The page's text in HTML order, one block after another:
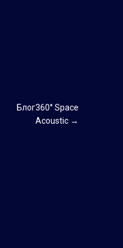
Блог360° Space
Acoustic →